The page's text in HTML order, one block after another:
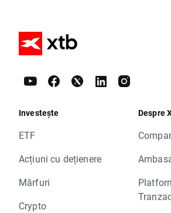
Investește
ETF
Acțiuni cu dețienere
Mărfuri
Crypto
Despre